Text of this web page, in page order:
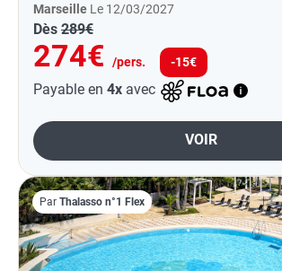
Marseille Le 12/03/2027
Dès 289€
274€ /pers. -15€
Payable en 4x avec
VOIR
Par Thalasso n°1 Flex